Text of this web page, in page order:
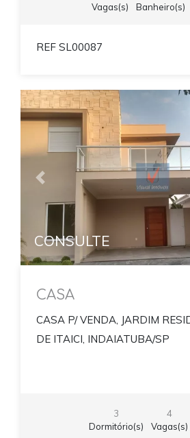
Vagas(s)
Banheiro(s)
REF SL00087
Previous
CONSULTE
CASA
CASA P/ VENDA, JARDIM
DE ITAICI, INDAIATUBA/SP
3
Dormitório(s)
4
Vagas(s)